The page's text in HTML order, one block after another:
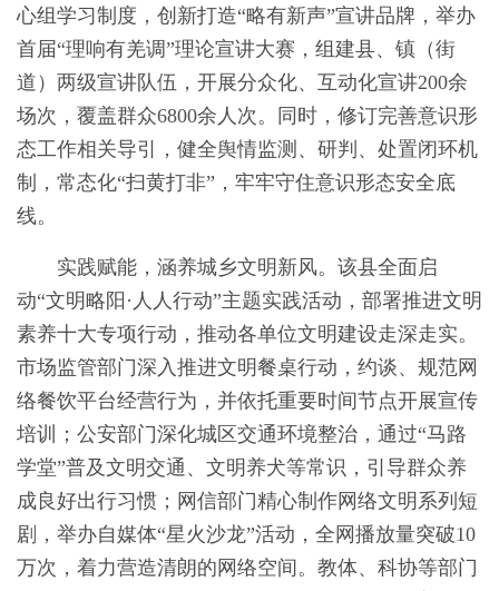
心组学习制度，创新打造“略有新声”宣讲品牌，举办
首届“理响有羌调”理论宣讲大赛，组建县、镇（街
道）两级宣讲队伍，开展分众化、互动化宣讲200余
场次，覆盖群众6800余人次。同时，修订完善意识形
态工作相关导引，健全舆情监测、研判、处置闭环机
制，常态化“扫黄打非”，牢牢守住意识形态安全底
线。
实践赋能，涵养城乡文明新风。该县全面启
动“文明略阳·人人行动”主题实践活动，部署推进文明
素养十大专项行动，推动各单位文明建设走深走实。
市场监管部门深入推进文明餐桌行动，约谈、规范网
络餐饮平台经营行为，并依托重要时间节点开展宣传
培训；公安部门深化城区交通环境整治，通过“马路
学堂”普及文明交通、文明养犬等常识，引导群众养
成良好出行习惯；网信部门精心制作网络文明系列短
剧，举办自媒体“星火沙龙”活动，全网播放量突破10
万次，着力营造清朗的网络空间。教体、科协等部门